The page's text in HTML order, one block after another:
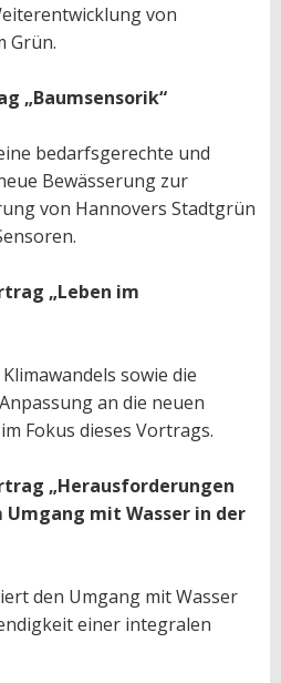
von
Grün.
„Baumsensorik“
bedarfsgerechte und
Bewässerung zur
von Hannovers Stadtgrün
„Leben im
sowie die
an die neuen
Fokus dieses Vortrags.
„Herausforderungen
mit Wasser in der
den Umgang mit Wasser
einer integralen